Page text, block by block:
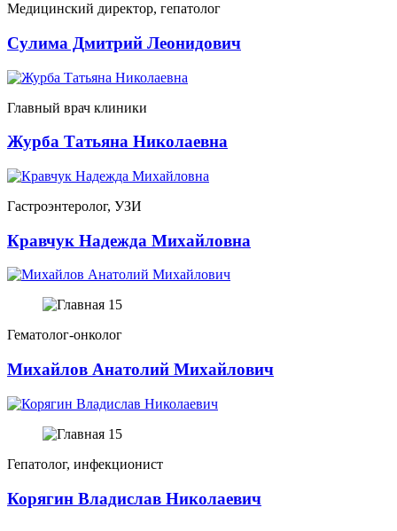
Медицинский директор, гепатолог
Сулима Дмитрий Леонидович
Главный врач клиники
Журба Татьяна Николаевна
Гастроэнтеролог, УЗИ
Кравчук Надежда Михайловна
Гематолог-онколог
Михайлов Анатолий Михайлович
Гепатолог, инфекционист
Корягин Владислав Николаевич